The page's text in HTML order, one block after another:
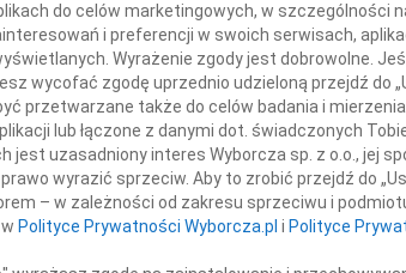
2019 roku
zmarła
do celów marketingowych, w szczególności
i preferencji w swoich serwisach,
Wyrażenie zgody jest dobrowolne.
wycofać zgodę uprzednio udzieloną przejdź do
przetwarzane także do celów badania i
lub łączone z danymi dot. świadczonych
uzasadniony interes Wyborcza sp. z o.o., jej
wyrazić sprzeciw. Aby to zrobić przejdź do
– w zależności od zakresu sprzeciwu i
Polityce Prywatności Wyborcza.pl i Polityce